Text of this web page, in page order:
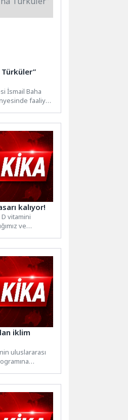
Türküler”
İsmail Baha
faaliyet
kalıyor!
D vitamini
ve
iklim
uluslararası